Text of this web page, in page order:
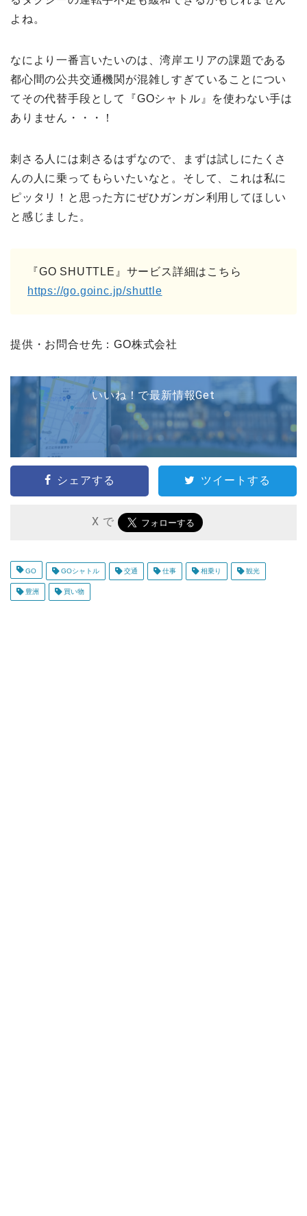
よね。
なにより一番言いたいのは、湾岸エリアの課題である
都心間の公共交通機関が混雑しすぎていることについ
てその代替手段として『GOシャトル』を使わない手は
ありません・・・！
刺さる人には刺さるはずなので、まずは試しにたくさ
んの人に乗ってもらいたいなと。そして、これは私に
ピッタリ！と思った方にぜひガンガン利用してほしい
と感じました。
『GO SHUTTLE』サービス詳細はこちら
https://go.goinc.jp/shuttle
提供・お問合せ先：GO株式会社
いいね！で最新情報Get
シェアする ツイートする
X で
GO GOシャトル 交通 仕事 相乗り 観光
豊洲 買い物